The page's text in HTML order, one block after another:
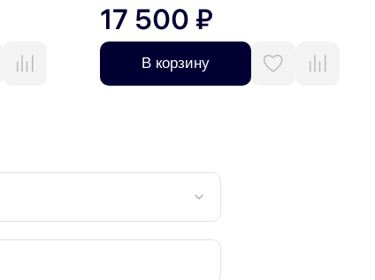
пространстве, а автоматический
систем отвода продуктов
в дополнительных переходниках
17 500 ₽
В корзину